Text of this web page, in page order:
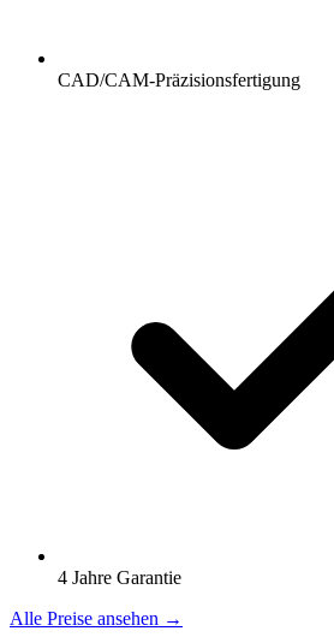
CAD/CAM-Präzisionsfertigung
4 Jahre Garantie
Alle Preise ansehen →